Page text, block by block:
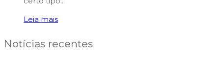
Leia mais
Notícias recentes